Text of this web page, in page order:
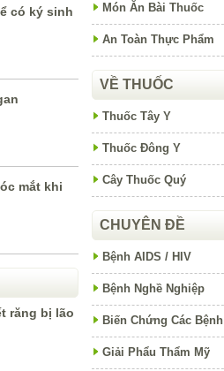
có ký sinh
mắt khi
răng bị lão
Món Ăn Bài Thuốc
An Toàn Thực Phẩm
VỀ THUỐC
Thuốc Tây Y
Thuốc Đông Y
Cây Thuốc Quý
CHUYÊN ĐỀ
Bệnh AIDS / HIV
Bệnh Nghề Nghiệp
Biến Chứng Các Bệnh
Giải Phẩu Thẩm Mỹ